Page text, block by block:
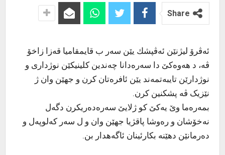
Share
ئەڤرۆ لیژنێن ئەڤپشك یێن سەر ب قایمقامیا قەزا زاخۆ
ڤە، د هەوەکێ دا سەرەدانا چەندین کلینیکێن نوژداری و
نوژدارێن تایبەتمەند یێن ئافرەتان کرن و جهێن وان ژ
نێزیک ڤە پشکنین کرن.
بمەرەما وێ یەکێ کو ژلایێ سەرەدەریکرن دگەل
نەخۆشان و رەوشا پاقژیا جهێن وان و ل سەر کەلوپەل و
دەرمانێن دهێنە بکارئینان ئاگەهدار بن.